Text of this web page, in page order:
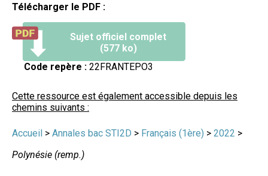
Télécharger le PDF :
Sujet officiel complet
(577 ko)
Code repère : 22FRANTEPO3
Cette ressource est également accessible depuis les
chemins suivants :
Accueil > Annales bac STI2D > Français (1ère) > 2022 >
Polynésie (remp.)